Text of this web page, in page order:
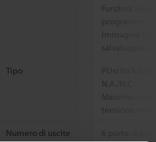
Funzioni
programmi,
salvataggio
Tipo
PUscita
Massimo
tensione
Numero di uscite
6 porte, 3